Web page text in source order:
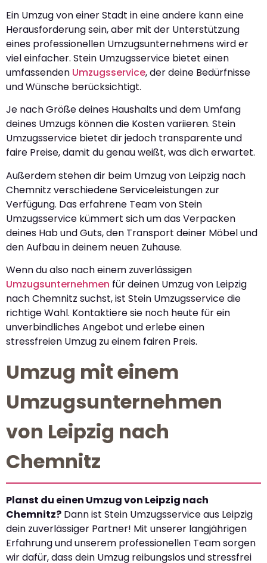
Ein Umzug von einer Stadt in eine andere kann eine
Herausforderung sein, aber mit der Unterstützung
eines professionellen Umzugsunternehmens wird er
viel einfacher. Stein Umzugsservice bietet einen
umfassenden Umzugsservice, der deine Bedürfnisse
und Wünsche berücksichtigt.
Je nach Größe deines Haushalts und dem Umfang
deines Umzugs können die Kosten variieren. Stein
Umzugsservice bietet dir jedoch transparente und
faire Preise, damit du genau weißt, was dich erwartet.
Außerdem stehen dir beim Umzug von Leipzig nach
Chemnitz verschiedene Serviceleistungen zur
Verfügung. Das erfahrene Team von Stein
Umzugsservice kümmert sich um das Verpacken
deines Hab und Guts, den Transport deiner Möbel und
den Aufbau in deinem neuen Zuhause.
Wenn du also nach einem zuverlässigen
Umzugsunternehmen für deinen Umzug von Leipzig
nach Chemnitz suchst, ist Stein Umzugsservice die
richtige Wahl. Kontaktiere sie noch heute für ein
unverbindliches Angebot und erlebe einen
stressfreien Umzug zu einem fairen Preis.
Umzug mit einem
Umzugsunternehmen
von Leipzig nach
Chemnitz
Planst du einen Umzug von Leipzig nach
Chemnitz? Dann ist Stein Umzugsservice aus Leipzig
dein zuverlässiger Partner! Mit unserer langjährigen
Erfahrung und unserem professionellen Team sorgen
wir dafür, dass dein Umzug reibungslos und stressfrei